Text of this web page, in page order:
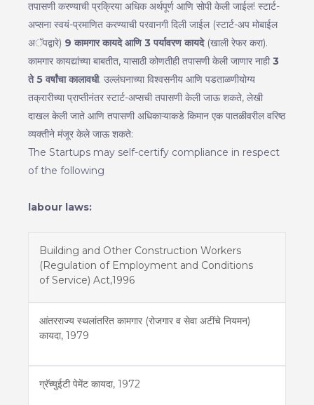
तपासणी करण्याची प्रक्रिया अधिक अर्थपूर्ण आणि सोपी केली जाईल! स्टार्ट-
अप्सना स्वयं-प्रमाणित करण्याची परवानगी दिली जाईल (स्टार्ट-अप मोबाईल
अॅपद्वारे) 9 कामगार कायदे आणि 3 पर्यावरण कायदे (खाली रेफर करा).
कामगार कायद्यांच्या बाबतीत, यासाठी कोणतीही तपासणी केली जाणार नाही3
ते 5 वर्षांचा कालावधी. उल्लंघनाच्या विश्वसनीय आणि पडताळणीयोग्य
तक्रारीच्या प्राप्तीनंतर स्टार्ट-अप्सची तपासणी केली जाऊ शकते, लेखी
दाखल केली जाते आणि तपासणी अधिकाऱ्याकडे किमान एक पातळीवरील वरिष्ठ
व्यक्तीने मंजूर केले जाऊ शकते:
The Startups may self-certify compliance in respect
of the following
labour laws:
Building and Other Construction Workers
(Regulation of Employment and Conditions
of Service) Act,1996
आंतरराज्य स्थलांतरित कामगार (रोजगार व सेवा अटींचे नियमन)
कायदा, 1979
ग्रॅच्युईटी पेमेंट कायदा, 1972